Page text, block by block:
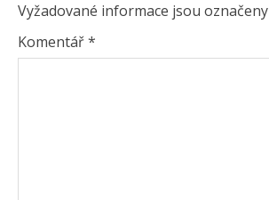
Vyžadované informace jsou označeny
Komentář*